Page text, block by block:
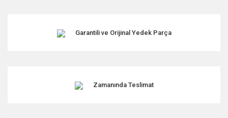
Garantili ve Orijinal Yedek Parça
Zamanında Teslimat